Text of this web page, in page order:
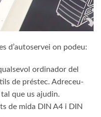
d’autoservei on podeu:
ordinador del
de préstec. Adreceu-
que us ajudin.
de mida DIN A4 i DIN